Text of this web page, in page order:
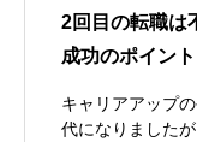
2回目の転職は
成功のポイント
キャリアアップ
代になりました